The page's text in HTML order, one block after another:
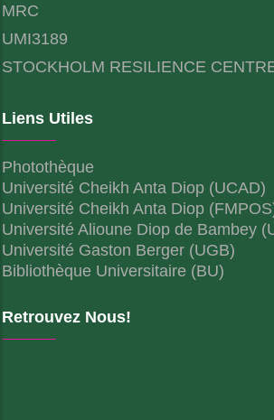
MRC
UMI3189
STOCKHOLM RESILIENCE
Liens Utiles
Photothèque
Université Cheikh Anta Diop (UCAD)
Université Cheikh Anta Diop
Université Alioune Diop de Bambey
Université Gaston Berger (UGB)
Bibliothèque Universitaire (BU)
Retrouvez Nous!